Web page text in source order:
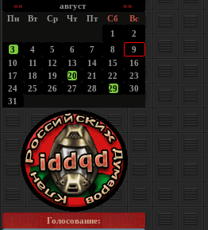
««
август
»»
Пн
Вт Ср Чт Пт Сб
Вс
1
2
3
4 5 6 7 8
9
10
11 12 13 14 15
16
17
18 19 20 21 22
23
24
25 26 27 28 29
30
31
Голосование: